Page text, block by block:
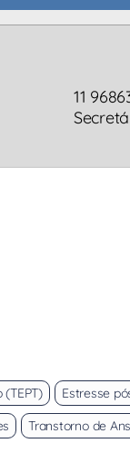
11
Estresse
Transtorno de